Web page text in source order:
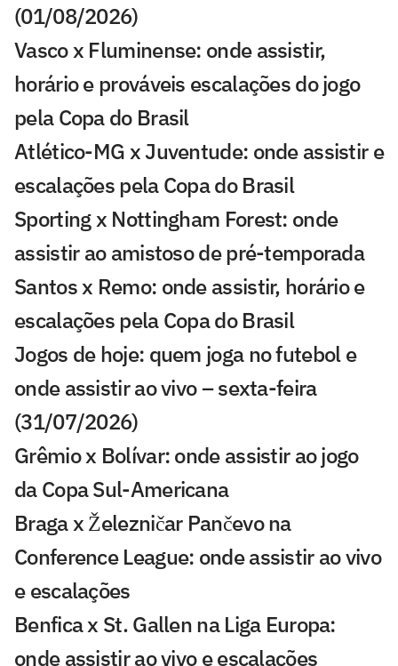
(01/08/2026)
Vasco x Fluminense: onde assistir,
horário e prováveis escalações do jogo
pela Copa do Brasil
Atlético-MG x Juventude: onde assistir e
escalações pela Copa do Brasil
Sporting x Nottingham Forest: onde
assistir ao amistoso de pré-temporada
Santos x Remo: onde assistir, horário e
escalações pela Copa do Brasil
Jogos de hoje: quem joga no futebol e
onde assistir ao vivo – sexta-feira
(31/07/2026)
Grêmio x Bolívar: onde assistir ao jogo
da Copa Sul-Americana
Braga x Železničar Pančevo na
Conference League: onde assistir ao vivo
e escalações
Benfica x St. Gallen na Liga Europa:
onde assistir ao vivo e escalações